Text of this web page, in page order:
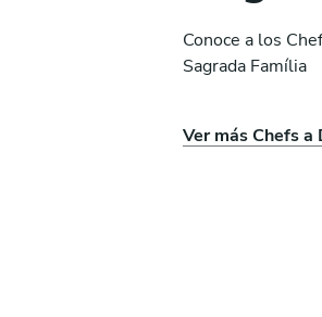
Conoce a los
Sagrada Família
Ver más Chefs